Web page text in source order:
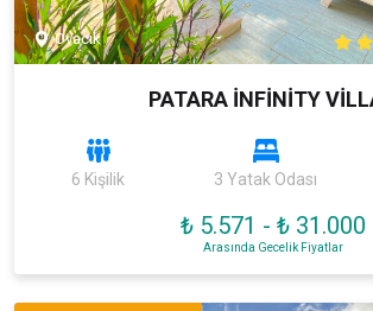
Ovacık
PATARA İNFİNİTY
6 Kişilik 3 Yatak Odası
₺ 5.571 - ₺ 31.000
Arasında Gecelik Fiyatlar